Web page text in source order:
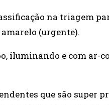
na triagem
(urgente).
iluminando e com ar-
que são super